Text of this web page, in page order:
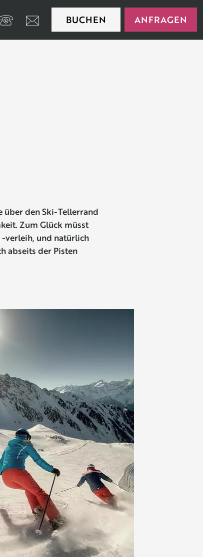
0474 650175 BUCHEN ANFRAGEN
über den Ski-Tellerrand
Zum Glück müsst
-verleih, und natürlich
abseits der Pisten